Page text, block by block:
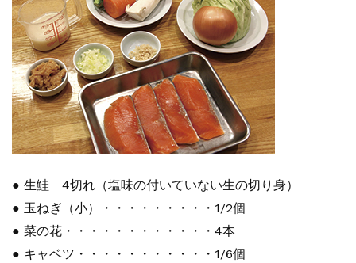
● 生鮭 4切れ（塩味の付いていない生の切り身）
● 玉ねぎ（小）・・・・・・・・・1/2個
● 菜の花・・・・・・・・・・・・4本
● キャベツ・・・・・・・・・・・1/6個